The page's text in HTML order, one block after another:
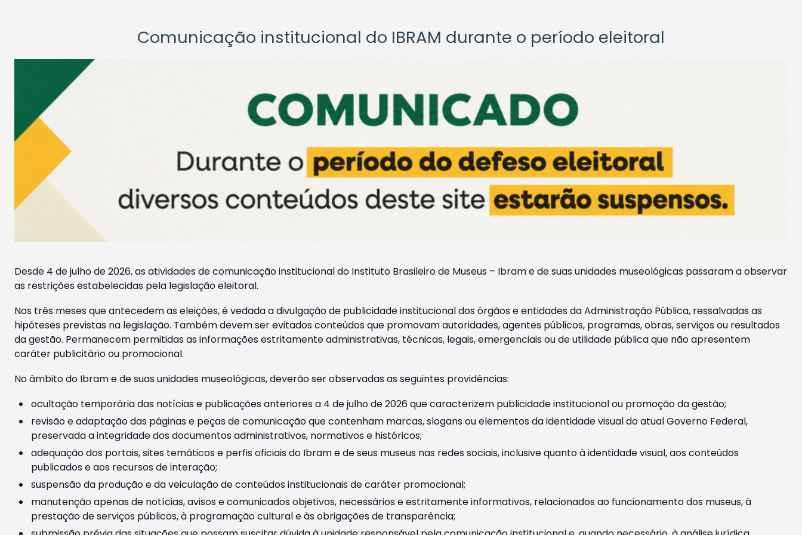
Comunicação institucional do IBRAM durante o período eleitoral
Desde 4 de julho de 2026, as atividades de comunicação institucional do Instituto Brasileiro de Museus – Ibram e de suas unidades museológicas passaram a observar
as restrições estabelecidas pela legislação eleitoral.
Nos três meses que antecedem as eleições, é vedada a divulgação de publicidade institucional dos órgãos e entidades da Administração Pública, ressalvadas as
hipóteses previstas na legislação. Também devem ser evitados conteúdos que promovam autoridades, agentes públicos, programas, obras, serviços ou resultados
da gestão. Permanecem permitidas as informações estritamente administrativas, técnicas, legais, emergenciais ou de utilidade pública que não apresentem
caráter publicitário ou promocional.
No âmbito do Ibram e de suas unidades museológicas, deverão ser observadas as seguintes providências:
ocultação temporária das notícias e publicações anteriores a 4 de julho de 2026 que caracterizem publicidade institucional ou promoção da gestão;
revisão e adaptação das páginas e peças de comunicação que contenham marcas, slogans ou elementos da identidade visual do atual Governo Federal,
preservada a integridade dos documentos administrativos, normativos e históricos;
adequação dos portais, sites temáticos e perfis oficiais do Ibram e de seus museus nas redes sociais, inclusive quanto à identidade visual, aos conteúdos
publicados e aos recursos de interação;
suspensão da produção e da veiculação de conteúdos institucionais de caráter promocional;
manutenção apenas de notícias, avisos e comunicados objetivos, necessários e estritamente informativos, relacionados ao funcionamento dos museus, à
prestação de serviços públicos, à programação cultural e às obrigações de transparência;